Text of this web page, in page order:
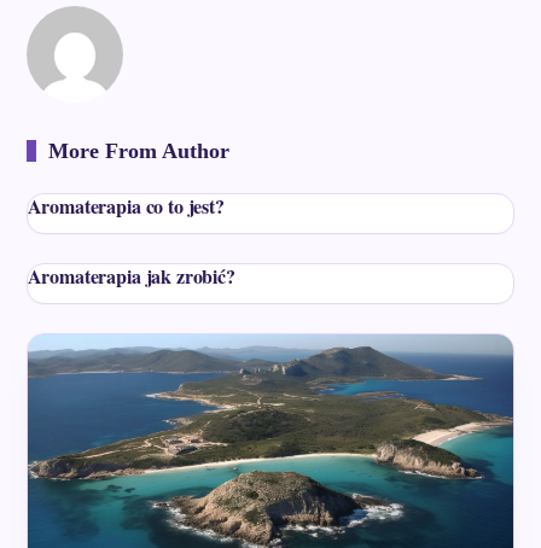
More From Author
Aromaterapia co to jest?
Aromaterapia jak zrobić?